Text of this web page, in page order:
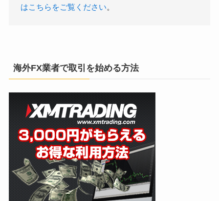
はこちらをご覧ください。
海外FX業者で取引を始める方法